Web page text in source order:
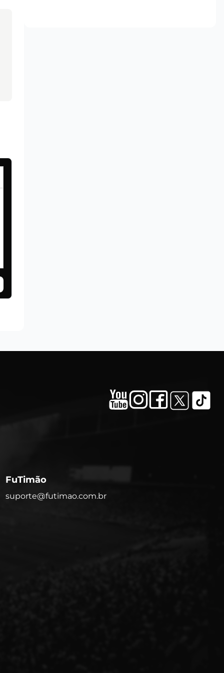
FuTimão
suporte@futimao.com.br